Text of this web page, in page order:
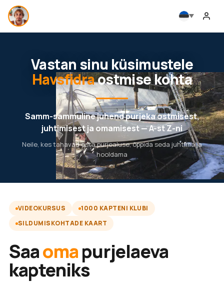
Vastan sinu küsimustele
Havsfidraostmise kohta
Samm-sammuline juhend purjeka ostmisest,
juhtimisest ja omamisest — A-st Z-ni
Neile, kes tahavad osta purjealuse, õppida seda juhtima ja
hooldama
VIDEOKURSUS
1000 KAPTENI KLUBI
SILDUMISKOHTADE KAART
Saaomapurjelaeva
kapteniks